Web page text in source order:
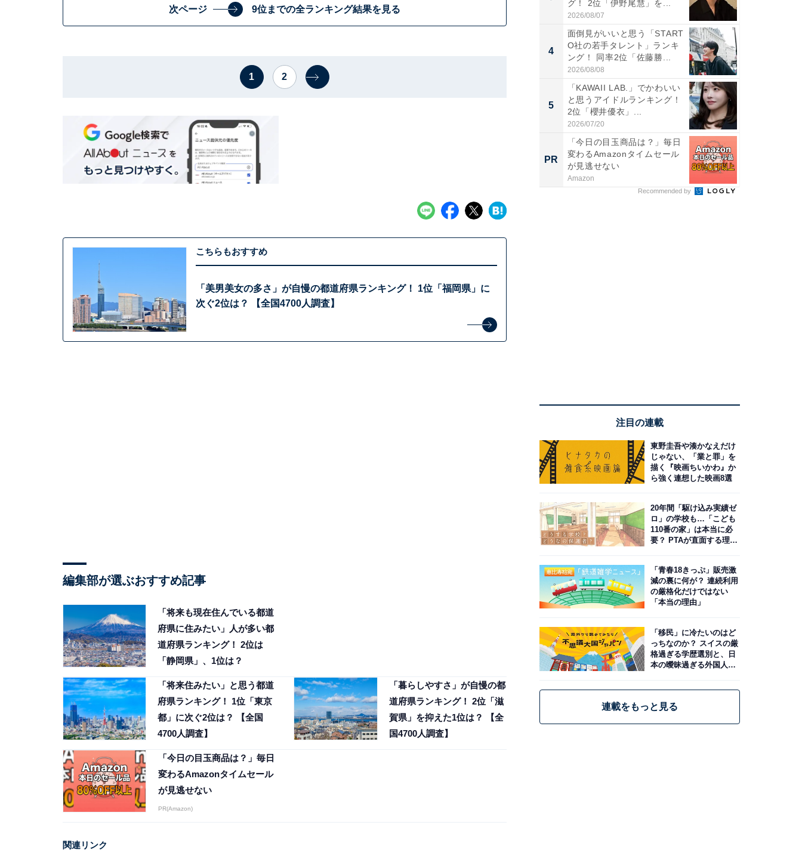
次ページ 9位までの全ランキング結果を見る
1 2
こちらもおすすめ
「美男美女の多さ」が自慢の都道府県ランキング！ 1位「福岡県」に
次ぐ2位は？ 【全国4700人調査】
編集部が選ぶおすすめ記事
「将来も現在住んでいる都道
府県に住みたい」人が多い都
道府県ランキング！ 2位は
「静岡県」、1位は？
「将来住みたい」と思う都道
府県ランキング！ 1位「東京
都」に次ぐ2位は？ 【全国
4700人調査】
「暮らしやすさ」が自慢の都
道府県ランキング！ 2位「滋
賀県」を抑えた1位は？ 【全
国4700人調査】
「今日の目玉商品は？」毎日
変わるAmazonタイムセール
が見逃せない
PR(Amazon)
関連リンク
グ！ 2位「伊野尾慧」を...
2026/08/07
4
面倒見がいいと思う「START
O社の若手タレント」ランキ
ング！ 同率2位「佐藤勝...
2026/08/08
5
「KAWAII LAB.」でかわいい
と思うアイドルランキング！
2位「櫻井優衣」...
2026/07/20
PR
「今日の目玉商品は？」毎日
変わるAmazonタイムセール
が見逃せない
Amazon
Recommended by
注目の連載
東野圭吾や湊かなえだけ
じゃない、「業と罪」を
描く『映画ちいかわ』か
ら強く連想した映画8選
20年間「駆け込み実績ゼ
ロ」の学校も…「こども
110番の家」は本当に必
要？ PTAが直面する理想
「青春18きっぷ」販売激
減の裏に何が？ 連続利用
の厳格化だけではない
「本当の理由」
「移民」に冷たいのはど
っちなのか？ スイスの厳
格過ぎる学歴選別と、日
本の曖昧過ぎる外国人政
連載をもっと見る